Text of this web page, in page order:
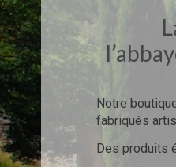
Notre
fabriqués
Des produits